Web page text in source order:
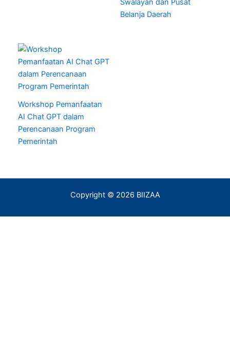
Swalayan dan Pusat
Belanja Daerah
Workshop Pemanfaatan
AI Chat GPT dalam
Perencanaan Program
Pemerintah
Copyright © 2026 BIIZAA